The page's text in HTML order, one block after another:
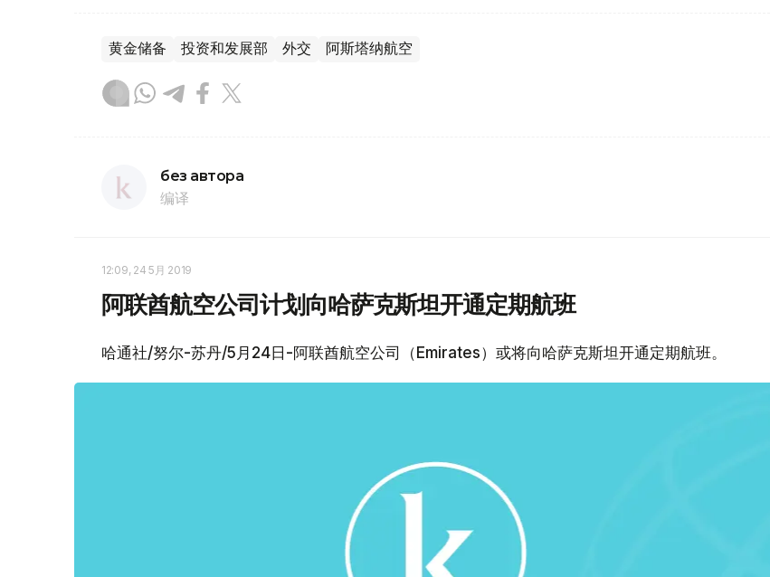
黄金储备 投资和发展部 外交 阿斯塔纳航空
без автора
编译
12:09, 24 5月 2019
阿联酋航空公司计划向哈萨克斯坦开通定期航班
哈通社/努尔-苏丹/5月24日-阿联酋航空公司（Emirates）或将向哈萨克斯坦开通定期航班。